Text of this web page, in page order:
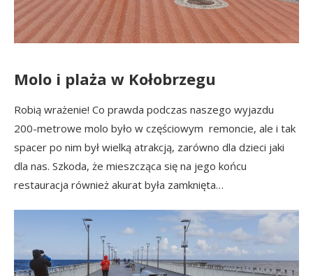
Molo i plaża w Kołobrzegu
Robią wrażenie! Co prawda podczas naszego wyjazdu
200-metrowe molo było w częściowym remoncie, ale i tak
spacer po nim był wielką atrakcją, zarówno dla dzieci jaki
dla nas. Szkoda, że mieszcząca się na jego końcu
restauracja również akurat była zamknięta…